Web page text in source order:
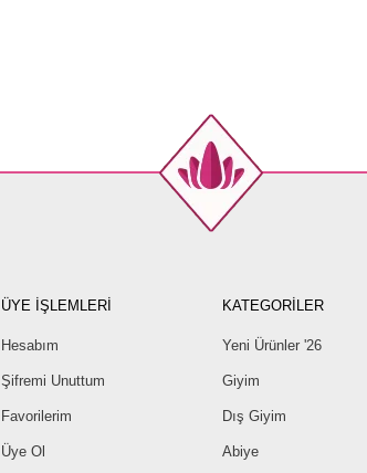
ÜYE İŞLEMLERİ
Hesabım
Şifremi Unuttum
Favorilerim
Üye Ol
KATEGORİLER
Yeni Ürünler '26
Giyim
Dış Giyim
Abiye